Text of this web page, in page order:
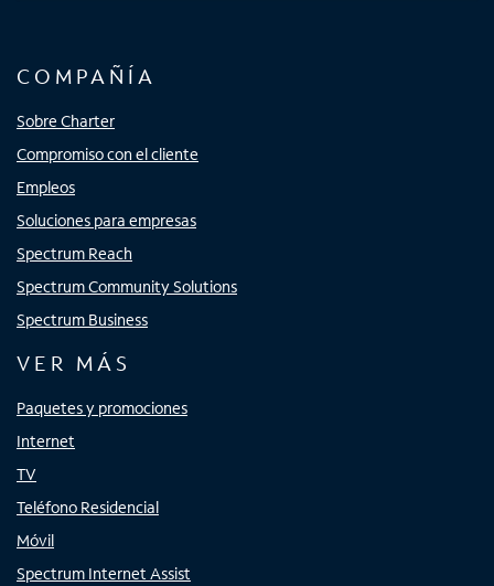
COMPAÑÍA
Sobre Charter
Compromiso con el cliente
Empleos
Soluciones para empresas
Spectrum Reach
Spectrum Community Solutions
Spectrum Business
VER MÁS
Paquetes y promociones
Internet
TV
Teléfono Residencial
Móvil
Spectrum Internet Assist